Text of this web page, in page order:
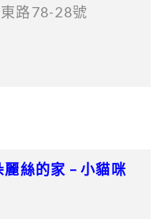
路78-28號
絲的家 – 小貓咪